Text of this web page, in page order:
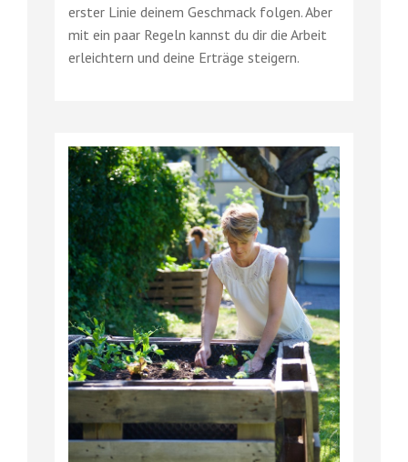
erster Linie deinem Geschmack folgen. Aber
mit ein paar Regeln kannst du dir die Arbeit
erleichtern und deine Erträge steigern.